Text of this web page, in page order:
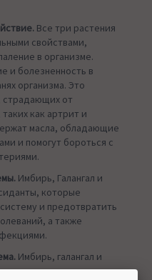
Все три растения
свойствами,
в организме.
и болезненность в
организма. Это
страдающих от
как артрит и
масла, обладающие
и помогут бороться с
Имбирь, Галангал и
которые
и предотвратить
а также
Имбирь, галангал и
которые помогают